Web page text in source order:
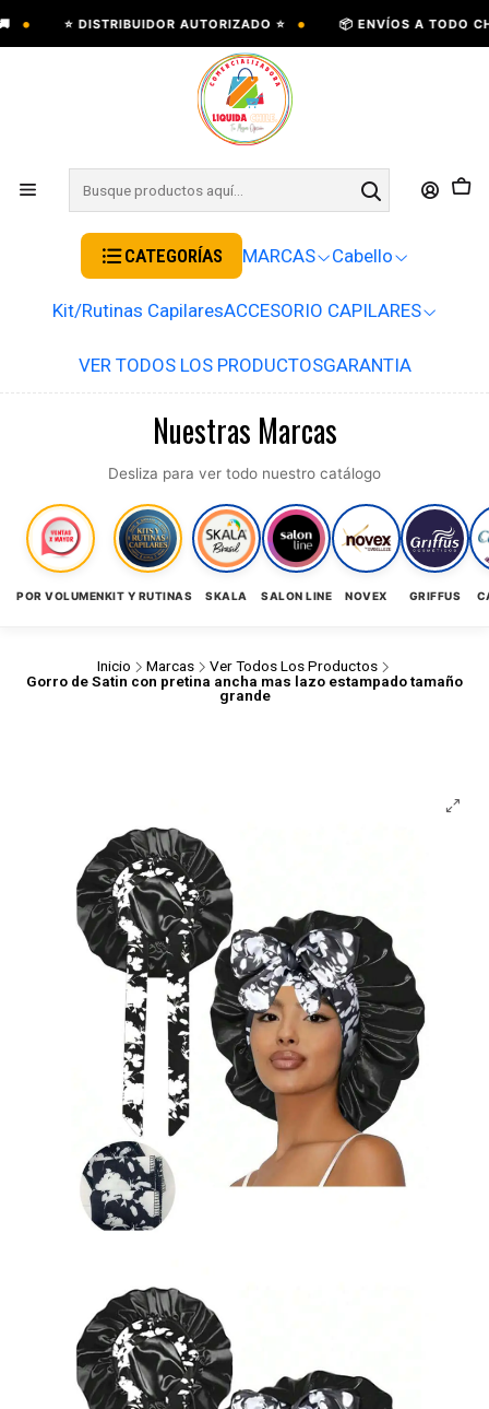
⭐ DISTRIBUIDOR AUTORIZADO ⭐ • 📦 ENVÍOS A TODO
CATEGORÍAS MARCAS Cabello
Kit/Rutinas CapilaresACCESORIO CAPILARES
VER TODOS LOS PRODUCTOSGARANTIA
Nuestras Marcas
Desliza para ver todo nuestro catálogo
POR VOLUMENKIT Y RUTINAS SKALA SALON LINE NOVEX GRIFFUS
Inicio Marcas
Ver Todos Los Productos
Gorro de Satin con pretina ancha mas lazo estampado tamaño
grande